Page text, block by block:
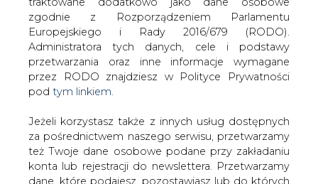
WŁĄCZ CIRE.TV
zgodnie z Rozporządzeniem Parlamentu
Europejskiego i Rady 2016/679 (RODO).
Administratora tych danych, cele i podstawy
przetwarzania oraz inne informacje wymagane
przez RODO znajdziesz w Polityce Prywatności
pod tym linkiem.
Jeżeli korzystasz także z innych usług dostępnych
za pośrednictwem naszego serwisu, przetwarzamy
też Twoje dane osobowe podane przy zakładaniu
konta lub rejestracji do newslettera. Przetwarzamy
dane, które podajesz, pozostawiasz lub do których
Strona główna CIEPŁOWNICTWO
Do większości